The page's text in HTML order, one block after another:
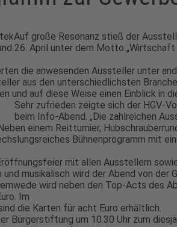
Auf große Resonanz stieß der
26. April unter dem Motto
die anwesenden Aussteller unter
aus den unterschiedlichsten
und auf diese Weise einen Einblick
Sehr zufrieden zeigte sich der HGV-
beim Info-Abend. „Die zahlreichen
einem Reitturnier,
Bühnenprogramm mit
mit allen Ausstellern
und musikalisch wird der Abend von
wird neben den Top-Acts des
Im
die Karten für acht Euro erhältlich.
Bürgerstiftung um 10.30 Uhr zum